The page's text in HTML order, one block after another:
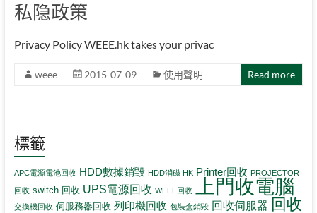
私隐政策
Privacy Policy WEEE.hk takes your privac
weee 2015-07-09 使用聲明 Read more
標籤
APC電源電池回收 HDD數據銷毀 HDD消磁 HK Printer回收 PROJECTOR
回收 switch 回收 UPS電源回收 WEEE回收 上門收電腦
交換機回收 伺服務器回收 列印機回收 包裝盒銷毀 回收伺服器 回收